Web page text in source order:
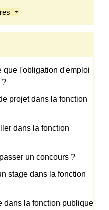
que l'obligation d'emploi
?
projet dans la fonction
dans la fonction
un concours ?
stage dans la fonction
dans la fonction publique